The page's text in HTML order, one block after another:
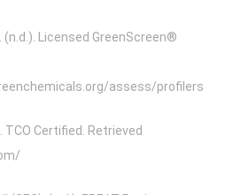
(n.d.). Licensed GreenScreen®
assess/profilers
TCO Certified. Retrieved